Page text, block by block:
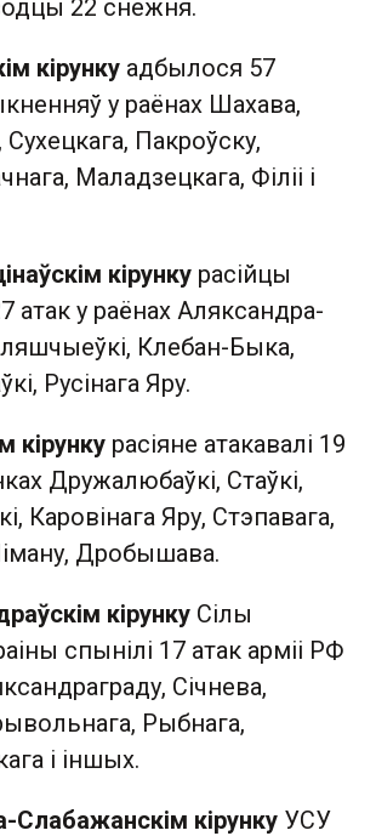
22 снежня.
кірунку адбылося 57
у раёнах Шахава,
Сухецкага, Пакроўску,
Маладзецкага, Філіі і
кірунку расійцы
атак у раёнах Аляксандра-
Клебан-Быка,
Русінага Яру.
кірунку расіяне атакавалі 19
Дружалюбаўкі, Стаўкі,
Каровінага Яру, Стэпавага,
Дробышава.
кірунку Сілы
спынілі 17 атак арміі РФ
Січнева,
Рыбнага,
і іншых.
Слабажанскім кірунку УСУ